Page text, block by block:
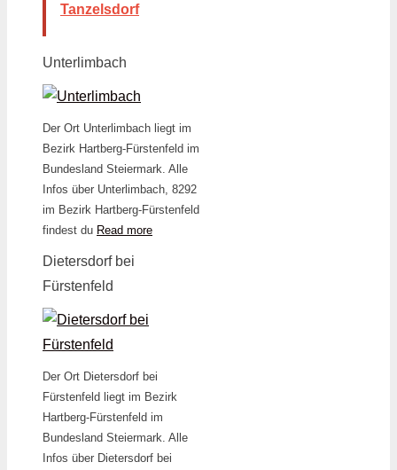
Tanzelsdorf
Unterlimbach
Der Ort Unterlimbach liegt im
Bezirk Hartberg-Fürstenfeld im
Bundesland Steiermark. Alle
Infos über Unterlimbach, 8292
im Bezirk Hartberg-Fürstenfeld
findest du Read more
Dietersdorf bei
Fürstenfeld
Der Ort Dietersdorf bei
Fürstenfeld liegt im Bezirk
Hartberg-Fürstenfeld im
Bundesland Steiermark. Alle
Infos über Dietersdorf bei